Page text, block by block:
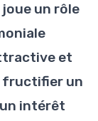
joue un rôle
et
fructifier un
intérêt